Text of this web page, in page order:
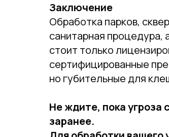
Заключение
Обработка парков,
санитарная процедура,
стоит только
сертифицированные
но губительные для
Не ждите, пока
заранее.